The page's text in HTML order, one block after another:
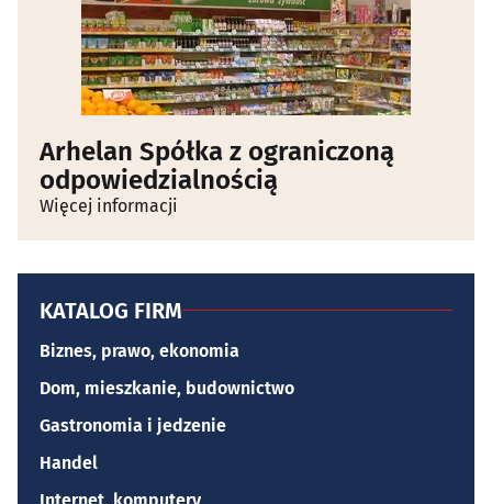
Arhelan Spółka z ograniczoną
odpowiedzialnością
Więcej informacji
KATALOG FIRM
Biznes, prawo, ekonomia
Dom, mieszkanie, budownictwo
Gastronomia i jedzenie
Handel